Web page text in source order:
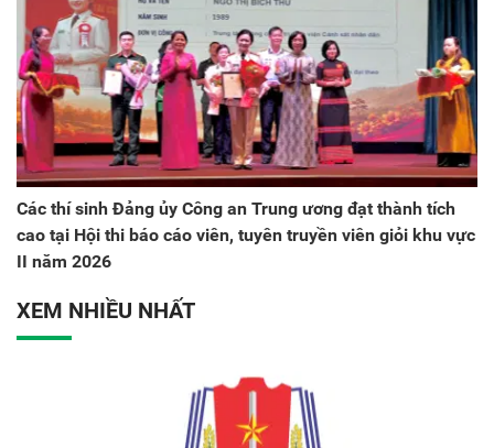
Các thí sinh Đảng ủy Công an Trung ương đạt thành tích
cao tại Hội thi báo cáo viên, tuyên truyền viên giỏi khu vực
II năm 2026
XEM NHIỀU NHẤT